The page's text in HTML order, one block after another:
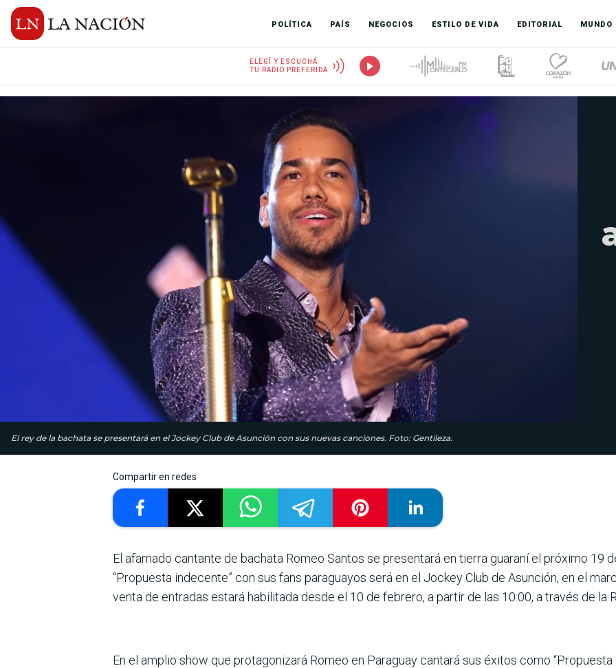
POLÍTICA PAÍS NEGOCIOS ESTILO DE VIDA EDITORIAL MUNDO
ELEGÍ Y ESCUCHÁ
TU RADIO PREFERIDA
El rey de la bachata se presentará en el Jockey Club de Asunción con sus nuevas canciones. Foto: Gentileza.
Compartir en redes
El afamado cantante de bachata Romeo Santos se presentará en tierra guaraní el próximo 19
“Propuesta indecente” con sus fans paraguayos será en el Jockey Club de Asunción, en el
venta de entradas estará habilitada desde el 10 de febrero, a partir de las 10:00, a través de la
En el amplio show que protagonizará Romeo en Paraguay cantará sus éxitos como “Propuesta